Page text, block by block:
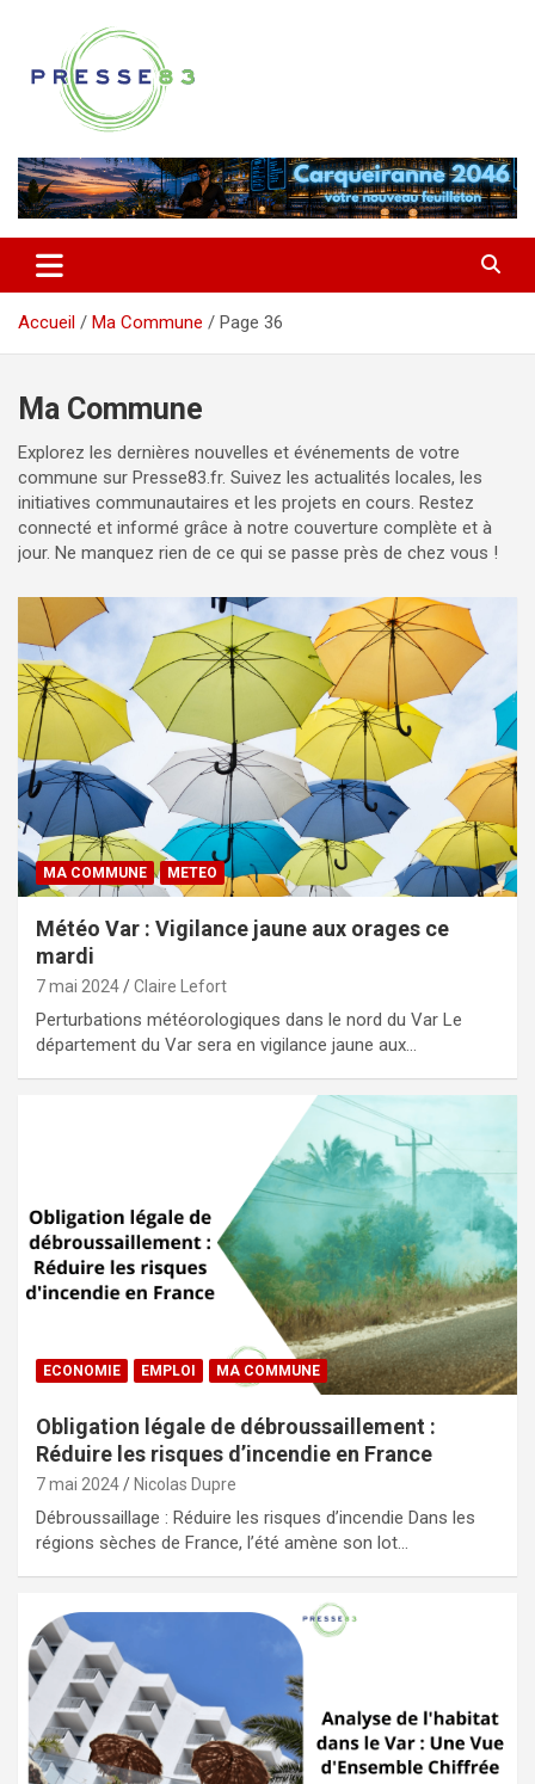
contenu
Presse 83
Accueil Ma Commune Page 36
Ma Commune
Explorez les dernières nouvelles et événements de votre
commune sur Presse83.fr. Suivez les actualités locales, les
initiatives communautaires et les projets en cours. Restez
connecté et informé grâce à notre couverture complète et à
jour. Ne manquez rien de ce qui se passe près de chez vous !
MA COMMUNE METEO
Météo Var : Vigilance jaune aux orages ce
mardi
7 mai 2024 Claire Lefort
Perturbations météorologiques dans le nord du Var Le
département du Var sera en vigilance jaune aux…
ECONOMIE EMPLOI MA COMMUNE
Obligation légale de débroussaillement :
Réduire les risques d’incendie en France
7 mai 2024 Nicolas Dupre
Débroussaillage : Réduire les risques d’incendie Dans les
régions sèches de France, l’été amène son lot…